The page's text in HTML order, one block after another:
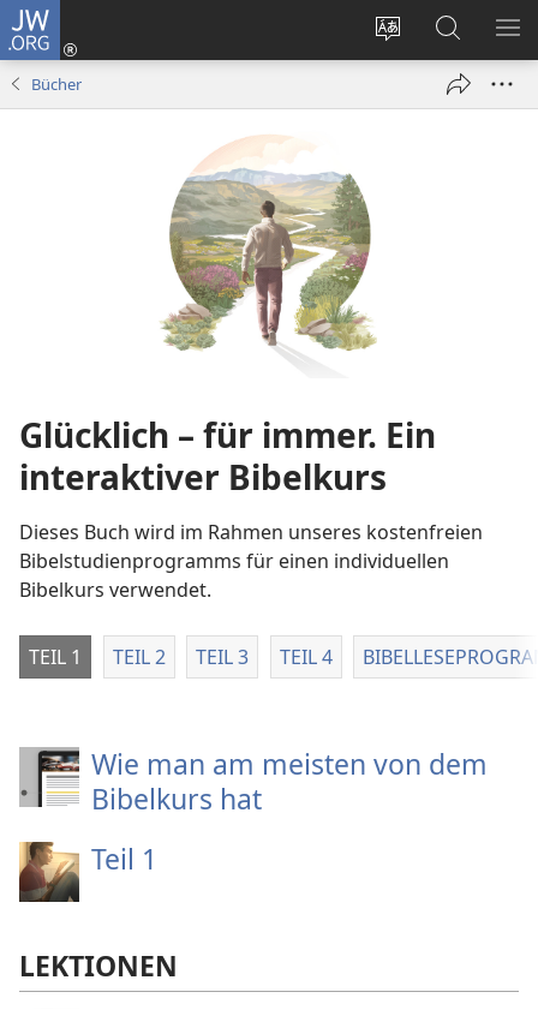
JW.ORG
Websitesprache
ändern
Anmelden
(öffnet
Suche
Bücher
Glücklich – für immer. Ein
interaktiver Bibelkurs
Dieses Buch wird im Rahmen unseres kostenfreien
Bibelstudienprogramms für einen individuellen
Bibelkurs verwendet.
TEIL 1 TEIL 2 TEIL 3 TEIL 4
Wie man am meisten von dem
Bibelkurs hat
Teil 1
LEKTIONEN